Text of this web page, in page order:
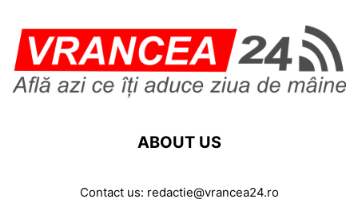
ABOUT US
Contact us: redactie@vrancea24.ro